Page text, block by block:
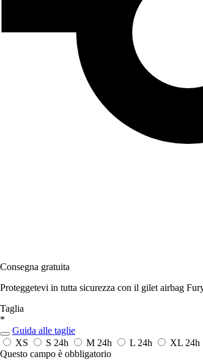
Consegna gratuita
Proteggetevi in tutta sicurezza con il gilet airbag
Taglia
*
Guida alle taglie
XS
S 24h M 24h L 24h XL 24h
Questo campo è obbligatorio